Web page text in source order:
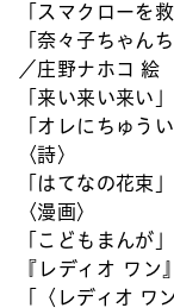
「スマクローを
「奈々子ちゃん
／庄野ナホコ 絵
「来い来い来い
「オレにちゅう
〈詩〉
「はてなの花束
〈漫画〉
「こどもまんが
『レディオ ワン
「〈レディオ ワ